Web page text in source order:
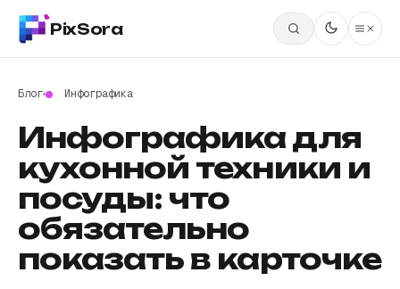
PixSora
Блог Инфографика
Инфографика для
кухонной техники и
посуды: что
обязательно
показать в карточке